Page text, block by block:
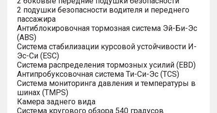
2 подушки безопасности водителя и переднего
пассажира
Антиблокировочная тормозная система Эй-Би-Эс
(ABS)
Система стабилизации курсовой устойчивости И-
Эс-Си (ESC)
Система распределения тормозных усилий (EBD)
Антипробуксовочная система Ти-Си-Эс (TCS)
Система мониторинга давления и температуры в
шинах (TMPS)
Камера заднего вида
Система кругового обзора 540 градусов